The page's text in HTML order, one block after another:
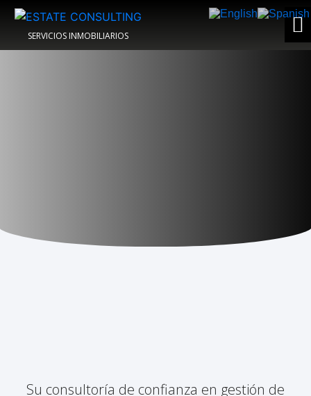
SERVICIOS INMOBILIARIOS
Su consultoría de confianza en gestión de